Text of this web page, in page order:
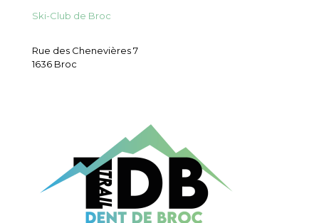
Ski-Club de Broc
Rue des Chenevières 7
1636 Broc